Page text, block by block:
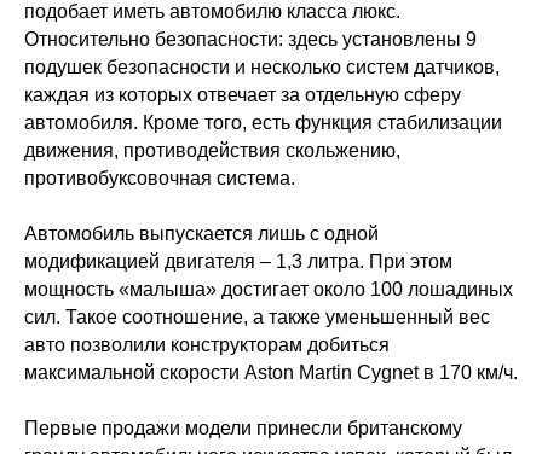
подобает иметь автомобилю класса люкс.
Относительно безопасности: здесь установлены 9
подушек безопасности и несколько систем датчиков,
каждая из которых отвечает за отдельную сферу
автомобиля. Кроме того, есть функция стабилизации
движения, противодействия скольжению,
противобуксовочная система.
Автомобиль выпускается лишь с одной
модификацией двигателя – 1,3 литра. При этом
мощность «малыша» достигает около 100 лошадиных
сил. Такое соотношение, а также уменьшенный вес
авто позволили конструкторам добиться
максимальной скорости Aston Martin Cygnet в 170 км/ч.
Первые продажи модели принесли британскому